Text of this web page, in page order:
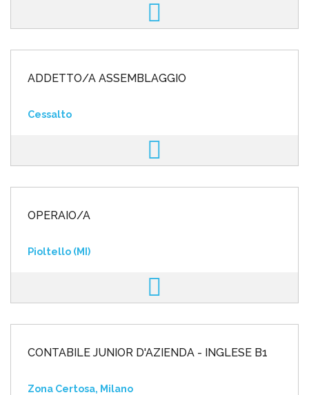
ADDETTO/A ASSEMBLAGGIO
Cessalto
OPERAIO/A
Pioltello (MI)
CONTABILE JUNIOR D'AZIENDA - INGLESE B1
Zona Certosa, Milano